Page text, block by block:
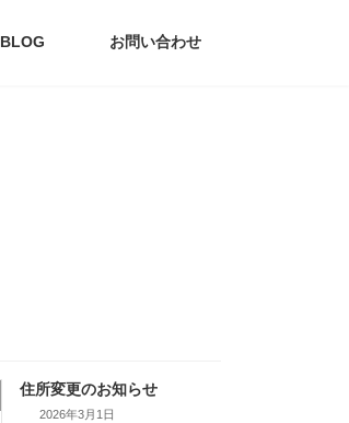
BLOG お問い合わせ
住所変更のお知らせ
2026年3月1日